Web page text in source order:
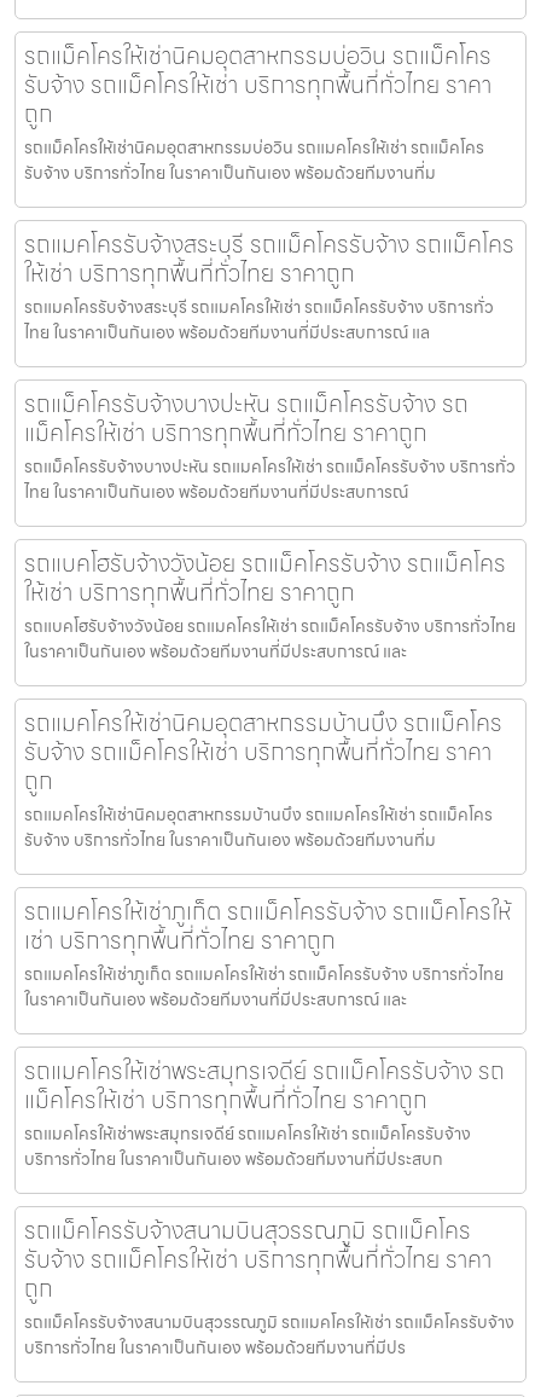
รถแม็คโครให้เช่านิคมอุตสาหกรรมบ่อวิน รถแม็คโคร
รับจ้าง รถแม็คโครให้เช่า บริการทุกพื้นที่ทั่วไทย ราคา
ถูก
รถแม็คโครให้เช่านิคมอุตสาหกรรมบ่อวิน รถแมคโครให้เช่า รถแม็คโคร
รับจ้าง บริการทั่วไทย ในราคาเป็นกันเอง พร้อมด้วยทีมงานที่ม
รถแมคโครรับจ้างสระบุรี รถแม็คโครรับจ้าง รถแม็คโคร
ให้เช่า บริการทุกพื้นที่ทั่วไทย ราคาถูก
รถแมคโครรับจ้างสระบุรี รถแมคโครให้เช่า รถแม็คโครรับจ้าง บริการทั่ว
ไทย ในราคาเป็นกันเอง พร้อมด้วยทีมงานที่มีประสบการณ์ แล
รถแม็คโครรับจ้างบางปะหัน รถแม็คโครรับจ้าง รถ
แม็คโครให้เช่า บริการทุกพื้นที่ทั่วไทย ราคาถูก
รถแม็คโครรับจ้างบางปะหัน รถแมคโครให้เช่า รถแม็คโครรับจ้าง บริการทั่ว
ไทย ในราคาเป็นกันเอง พร้อมด้วยทีมงานที่มีประสบการณ์
รถแบคโฮรับจ้างวังน้อย รถแม็คโครรับจ้าง รถแม็คโคร
ให้เช่า บริการทุกพื้นที่ทั่วไทย ราคาถูก
รถแบคโฮรับจ้างวังน้อย รถแมคโครให้เช่า รถแม็คโครรับจ้าง บริการทั่วไทย
ในราคาเป็นกันเอง พร้อมด้วยทีมงานที่มีประสบการณ์ และ
รถแมคโครให้เช่านิคมอุตสาหกรรมบ้านบึง รถแม็คโคร
รับจ้าง รถแม็คโครให้เช่า บริการทุกพื้นที่ทั่วไทย ราคา
ถูก
รถแมคโครให้เช่านิคมอุตสาหกรรมบ้านบึง รถแมคโครให้เช่า รถแม็คโคร
รับจ้าง บริการทั่วไทย ในราคาเป็นกันเอง พร้อมด้วยทีมงานที่ม
รถแมคโครให้เช่าภูเก็ต รถแม็คโครรับจ้าง รถแม็คโครให้
เช่า บริการทุกพื้นที่ทั่วไทย ราคาถูก
รถแมคโครให้เช่าภูเก็ต รถแมคโครให้เช่า รถแม็คโครรับจ้าง บริการทั่วไทย
ในราคาเป็นกันเอง พร้อมด้วยทีมงานที่มีประสบการณ์ และ
รถแมคโครให้เช่าพระสมุทรเจดีย์ รถแม็คโครรับจ้าง รถ
แม็คโครให้เช่า บริการทุกพื้นที่ทั่วไทย ราคาถูก
รถแมคโครให้เช่าพระสมุทรเจดีย์ รถแมคโครให้เช่า รถแม็คโครรับจ้าง
บริการทั่วไทย ในราคาเป็นกันเอง พร้อมด้วยทีมงานที่มีประสบก
รถแม็คโครรับจ้างสนามบินสุวรรณภูมิ รถแม็คโคร
รับจ้าง รถแม็คโครให้เช่า บริการทุกพื้นที่ทั่วไทย ราคา
ถูก
รถแม็คโครรับจ้างสนามบินสุวรรณภูมิ รถแมคโครให้เช่า รถแม็คโครรับจ้าง
บริการทั่วไทย ในราคาเป็นกันเอง พร้อมด้วยทีมงานที่มีปร